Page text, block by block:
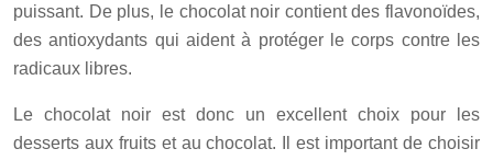
puissant. De plus, le chocolat noir contient des flavonoïdes,
des antioxydants qui aident à protéger le corps contre les
radicaux libres.
Le chocolat noir est donc un excellent choix pour les
desserts aux fruits et au chocolat. Il est important de choisir